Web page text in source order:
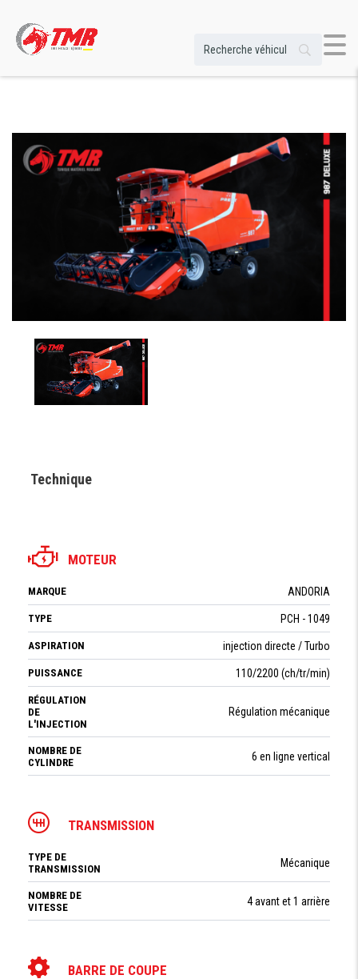
Technique
MOTEUR
MARQUE ANDORIA
TYPE PCH - 1049
ASPIRATION injection directe / Turbo
PUISSANCE 110/2200 (ch/tr/min)
RÉGULATION
DE
L'INJECTION
Régulation mécanique
NOMBRE DE
CYLINDRE
6 en ligne vertical
TRANSMISSION
TYPE DE
TRANSMISSION
Mécanique
NOMBRE DE
VITESSE
4 avant et 1 arrière
BARRE DE COUPE